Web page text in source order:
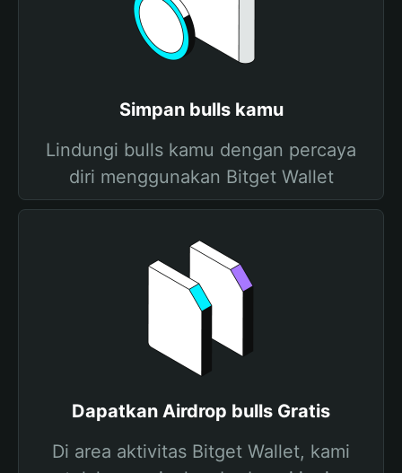
Simpan bulls kamu
Lindungi bulls kamu dengan percaya
diri menggunakan Bitget Wallet
Dapatkan Airdrop bulls Gratis
Di area aktivitas Bitget Wallet, kami